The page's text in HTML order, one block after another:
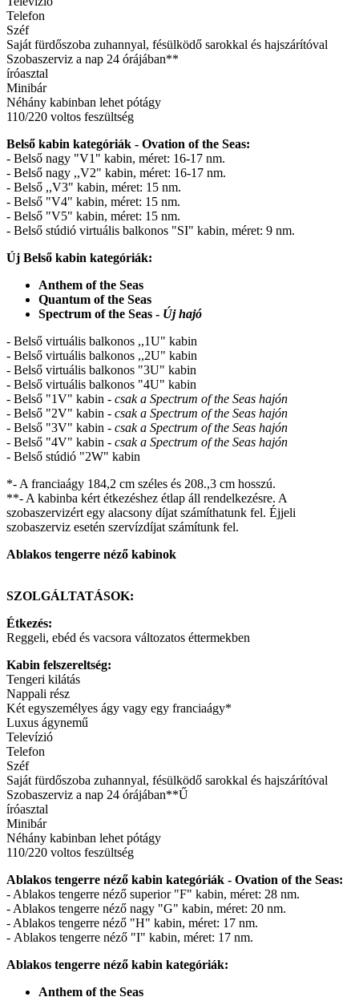
Telefon
Széf
Saját fürdőszoba zuhannyal, fésülködő sarokkal és hajszárítóval
Szobaszerviz a nap 24 órájában**
íróasztal
Minibár
Néhány kabinban lehet pótágy
110/220 voltos feszültség
Belső kabin kategóriák - Ovation of the Seas:
- Belső nagy "V1" kabin, méret: 16-17 nm.
- Belső nagy ,,V2" kabin, méret: 16-17 nm.
- Belső ,,V3" kabin, méret: 15 nm.
- Belső "V4" kabin, méret: 15 nm.
- Belső "V5" kabin, méret: 15 nm.
- Belső stúdió virtuális balkonos "SI" kabin, méret: 9 nm.
Új Belső kabin kategóriák:
Anthem of the Seas
Quantum of the Seas
Spectrum of the Seas - Új hajó
- Belső virtuális balkonos ,,1U" kabin
- Belső virtuális balkonos ,,2U" kabin
- Belső virtuális balkonos "3U" kabin
- Belső virtuális balkonos "4U" kabin
- Belső "1V" kabin - csak a Spectrum of the Seas hajón
- Belső "2V" kabin - csak a Spectrum of the Seas hajón
- Belső "3V" kabin - csak a Spectrum of the Seas hajón
- Belső "4V" kabin - csak a Spectrum of the Seas hajón
- Belső stúdió "2W" kabin
*- A franciaágy 184,2 cm széles és 208.,3 cm hosszú.
**- A kabinba kért étkezéshez étlap áll rendelkezésre. A
szobaszervizért egy alacsony díjat számíthatunk fel. Éjjeli
szobaszerviz esetén szervízdíjat számítunk fel.
Ablakos tengerre néző kabinok
SZOLGÁLTATÁSOK:
Étkezés:
Reggeli, ebéd és vacsora változatos éttermekben
Kabin felszereltség:
Tengeri kilátás
Nappali rész
Két egyszemélyes ágy vagy egy franciaágy*
Luxus ágynemű
Televízió
Telefon
Széf
Saját fürdőszoba zuhannyal, fésülködő sarokkal és hajszárítóval
Szobaszerviz a nap 24 órájában**Ű
íróasztal
Minibár
Néhány kabinban lehet pótágy
110/220 voltos feszültség
Ablakos tengerre néző kabin kategóriák - Ovation of the Seas:
- Ablakos tengerre néző superior "F" kabin, méret: 28 nm.
- Ablakos tengerre néző nagy "G" kabin, méret: 20 nm.
- Ablakos tengerre néző "H" kabin, méret: 17 nm.
- Ablakos tengerre néző "I" kabin, méret: 17 nm.
Ablakos tengerre néző kabin kategóriák:
Anthem of the Seas